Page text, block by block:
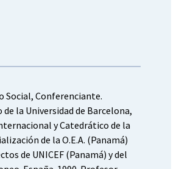
Social, Conferenciante.
la Universidad de Barcelona,
y Catedrático de la
de la O.E.A. (Panamá)
de UNICEF (Panamá) y del